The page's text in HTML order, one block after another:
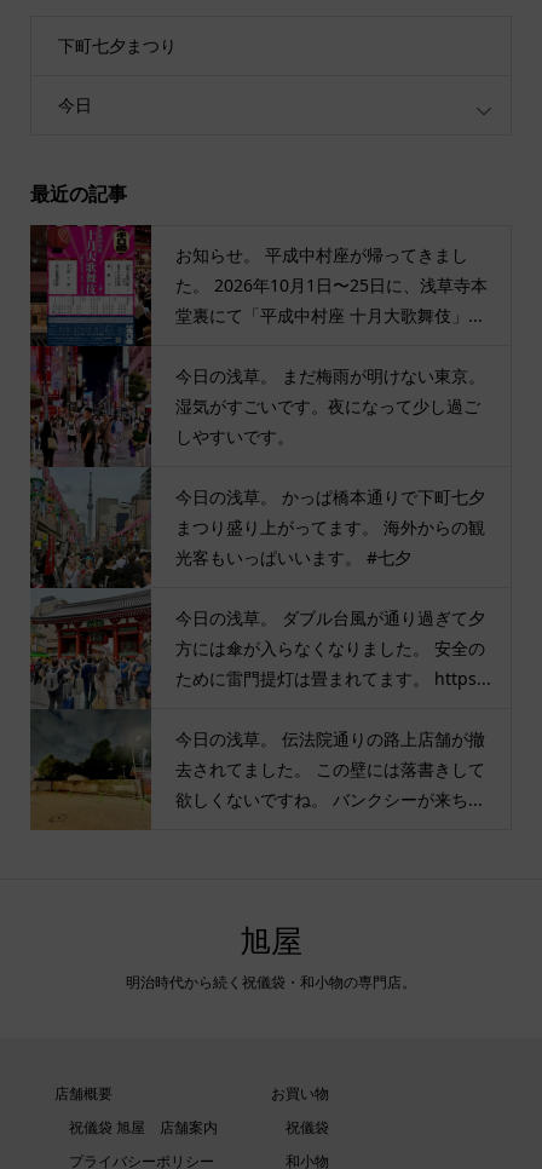
下町七夕まつり
今日
最近の記事
お知らせ。 平成中村座が帰ってきまし
た。 2026年10月1日〜25日に、浅草寺本
堂裏にて「平成中村座 十月大歌舞伎」...
今日の浅草。 まだ梅雨が明けない東京。
湿気がすごいです。夜になって少し過ご
しやすいです。
今日の浅草。 かっぱ橋本通りで下町七夕
まつり盛り上がってます。 海外からの観
光客もいっぱいいます。 #七夕
今日の浅草。 ダブル台風が通り過ぎて夕
方には傘が入らなくなりました。 安全の
ために雷門提灯は畳まれてます。 https...
今日の浅草。 伝法院通りの路上店舗が撤
去されてました。 この壁には落書きして
欲しくないですね。 バンクシーが来ち...
旭屋
明治時代から続く祝儀袋・和小物の専門店。
店舗概要
祝儀袋 旭屋 店舗案内
プライバシーポリシー
お買い物
祝儀袋
和小物